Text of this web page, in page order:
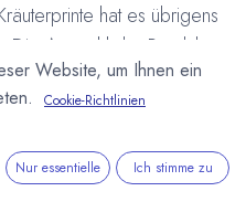
hat es übrigens
Auswahl der Produkte
und wegen
auch nicht zu viel
sind allerdings so
Website, um Ihnen ein
Cookie-Richtlinien
Nur essentielle Ich stimme zu